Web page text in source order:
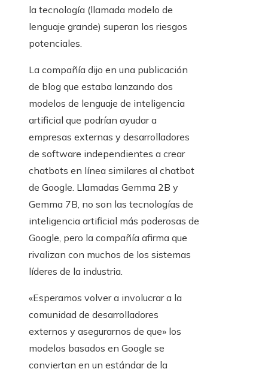
la tecnología (llamada modelo de
lenguaje grande) superan los riesgos
potenciales.
La compañía dijo en una publicación
de blog que estaba lanzando dos
modelos de lenguaje de inteligencia
artificial que podrían ayudar a
empresas externas y desarrolladores
de software independientes a crear
chatbots en línea similares al chatbot
de Google. Llamadas Gemma 2B y
Gemma 7B, no son las tecnologías de
inteligencia artificial más poderosas de
Google, pero la compañía afirma que
rivalizan con muchos de los sistemas
líderes de la industria.
«Esperamos volver a involucrar a la
comunidad de desarrolladores
externos y asegurarnos de que» los
modelos basados ​​en Google se
conviertan en un estándar de la